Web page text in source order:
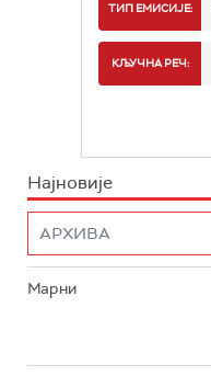
ТИП ЕМИСИЈЕ:
КЉУЧНА РЕЧ:
Најновије
Марни